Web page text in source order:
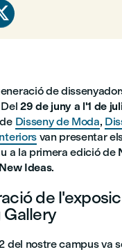
de
Del29 de juny a l'1 de
Disseny de Moda,
van presentar
a la primera edició de
Ideas.
de
Gallery
del nostre campus va